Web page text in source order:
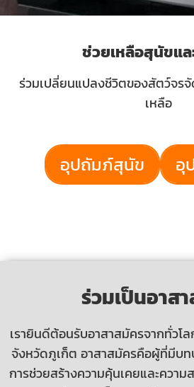
ช่วยเหลือสุนัขแล
ร่วมเปลี่ยนแปลงชีวิตของสัตว์จร
เหลือ
อุปถัมภ์สุนัข อุ
ร่วมเป็นอาส
เรายินดีต้อนรับอาสาสมัครจากทั่วโ
จังหวัดภูเก็ต อาสาสมัครคือผู้ที่มีบท
การช่วยสร้างความคุ้นเคยและความ